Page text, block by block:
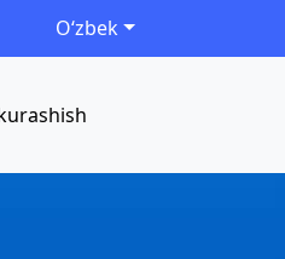
Oʻzbek